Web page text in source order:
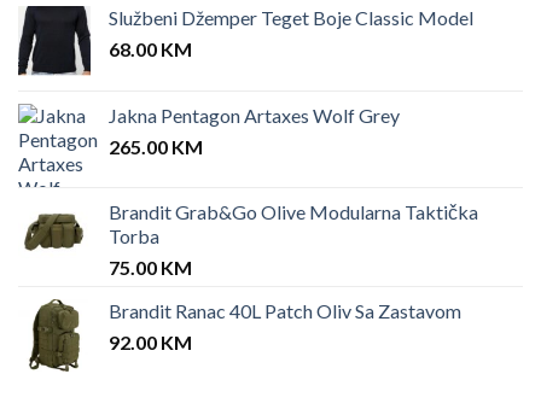
Službeni Džemper Teget Boje Classic Model
68.00 KM
Jakna Pentagon Artaxes Wolf Grey
265.00 KM
Brandit Grab&Go Olive Modularna Taktička
Torba
75.00 KM
Brandit Ranac 40L Patch Oliv Sa Zastavom
92.00 KM